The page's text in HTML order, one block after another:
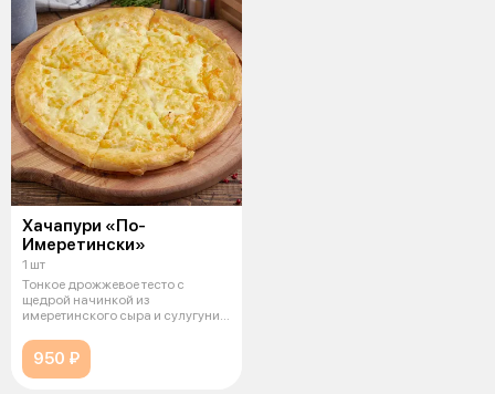
Хачапури «По-
Имеретински»
1 шт
Тонкое дрожжевое тесто с
щедрой начинкой из
имеретинского сыра и сулугуни,
950 ₽